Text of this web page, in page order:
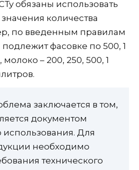
обязаны использовать
количества
по введенным правилам
фасовке по 500, 1
– 200, 250, 500, 1
заключается в том,
документом
использования. Для
необходимо
технического